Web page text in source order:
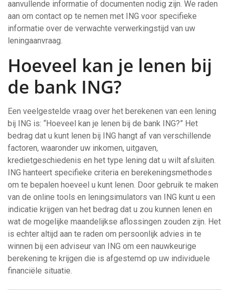
aanvullende informatie of documenten nodig zijn. We raden
aan om contact op te nemen met ING voor specifieke
informatie over de verwachte verwerkingstijd van uw
leningaanvraag.
Hoeveel kan je lenen bij
de bank ING?
Een veelgestelde vraag over het berekenen van een lening
bij ING is: “Hoeveel kan je lenen bij de bank ING?” Het
bedrag dat u kunt lenen bij ING hangt af van verschillende
factoren, waaronder uw inkomen, uitgaven,
kredietgeschiedenis en het type lening dat u wilt afsluiten.
ING hanteert specifieke criteria en berekeningsmethodes
om te bepalen hoeveel u kunt lenen. Door gebruik te maken
van de online tools en leningsimulators van ING kunt u een
indicatie krijgen van het bedrag dat u zou kunnen lenen en
wat de mogelijke maandelijkse aflossingen zouden zijn. Het
is echter altijd aan te raden om persoonlijk advies in te
winnen bij een adviseur van ING om een nauwkeurige
berekening te krijgen die is afgestemd op uw individuele
financiële situatie.